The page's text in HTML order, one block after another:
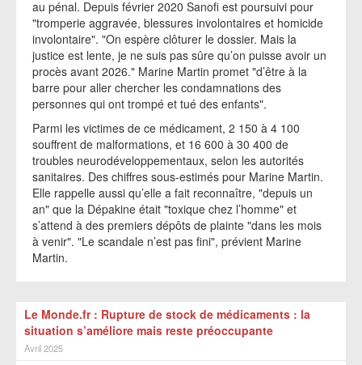
au pénal. Depuis février 2020 Sanofi est poursuivi pour
"tromperie aggravée, blessures involontaires et homicide
involontaire". "On espère clôturer le dossier. Mais la
justice est lente, je ne suis pas sûre qu’on puisse avoir un
procès avant 2026." Marine Martin promet "d’être à la
barre pour aller chercher les condamnations des
personnes qui ont trompé et tué des enfants".
Parmi les victimes de ce médicament, 2 150 à 4 100
souffrent de malformations, et 16 600 à 30 400 de
troubles neurodéveloppementaux, selon les autorités
sanitaires. Des chiffres sous-estimés pour Marine Martin.
Elle rappelle aussi qu’elle a fait reconnaître, "depuis un
an" que la Dépakine était "toxique chez l’homme" et
s’attend à des premiers dépôts de plainte "dans les mois
à venir". "Le scandale n’est pas fini", prévient Marine
Martin.
Le Monde.fr : Rupture de stock de médicaments : la
situation s’améliore mais reste préoccupante
Avril 2025